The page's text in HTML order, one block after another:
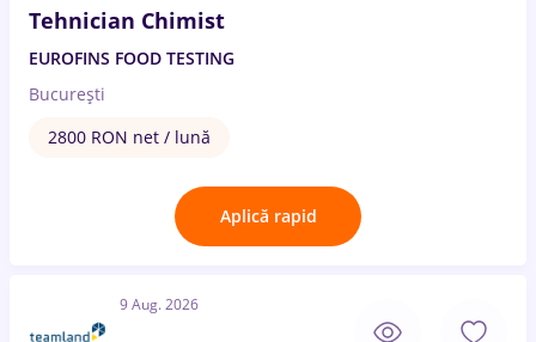
Tehnician Chimist
EUROFINS FOOD TESTING
București
2800 RON net / lună
Aplică rapid
9 Aug. 2026